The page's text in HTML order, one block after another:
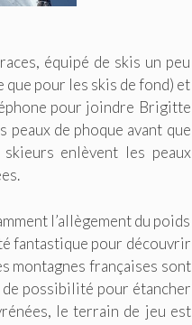
équipé de skis un peu
que pour les skis de fond) et
pour joindre Brigitte
de phoque avant que
enlèvent les peaux
l’allègement du poids
fantastique pour découvrir
montagnes françaises sont
possibilité pour étancher
le terrain de jeu est